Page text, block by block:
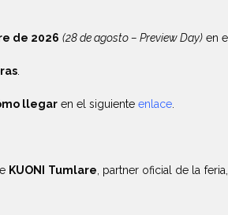
de 2026 (28 de agosto – Preview Day)en
.
llegaren el siguiente enlace.
KUONI Tumlare , partner oficial de la